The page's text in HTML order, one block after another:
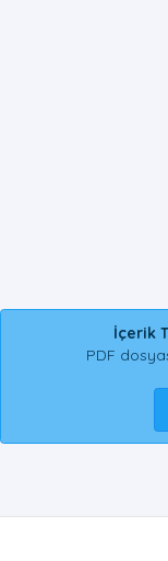
İçerik
PDF